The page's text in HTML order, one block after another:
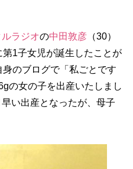
ラジオの中田敦彦（30）
第1子女児が誕生したことが
のブログで「私ごとです
の女の子を出産いたしまし
い出産となったが、母子